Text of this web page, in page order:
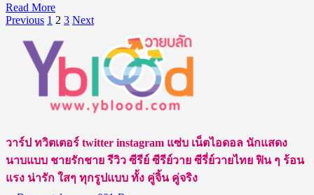
Read MoreRead
more
เปิด
วาร์
น้ำ
นภัส
ละ
อ่อน
Posts
pagination
Previous 1 2 3 Next
วาร์ป ทวิตเตอร์ twitter instagram แซ่บ เน็ตไอดอล นักแสดง
นาบแบบ ชายรักชาย รีวิว ซีรีย์ ซีรีย์วาย ซีรี่ย์วายไทย ฟิน ๆ ร้อน
แรง น่ารัก ใสๆ ทุกรูปแบบ ทั้ง คู่จิ้น คู่จริง